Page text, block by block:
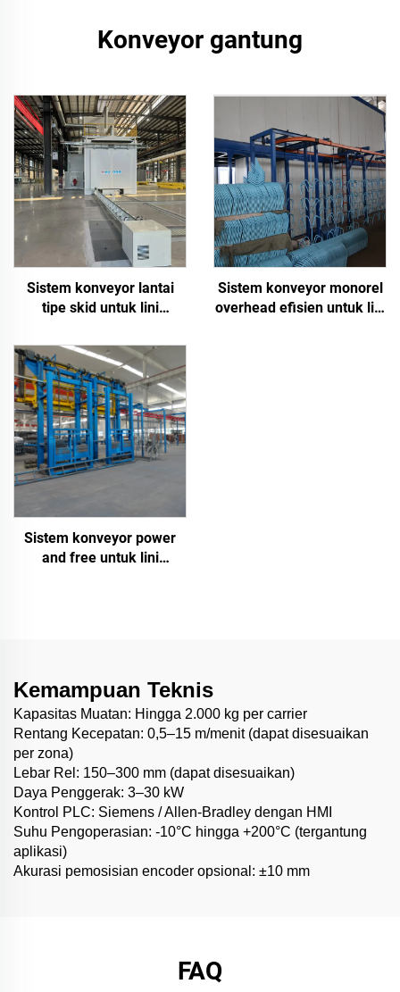
Konveyor gantung
Sistem konveyor lantai
tipe skid untuk lini
Sistem konveyor monorel
overhead efisien untuk lini
Sistem konveyor power
and free untuk lini
Kemampuan Teknis
Kapasitas Muatan: Hingga 2.000 kg per carrier
Rentang Kecepatan: 0,5–15 m/menit (dapat disesuaikan
per zona)
Lebar Rel: 150–300 mm (dapat disesuaikan)
Daya Penggerak: 3–30 kW
Kontrol PLC: Siemens / Allen-Bradley dengan HMI
Suhu Pengoperasian: -10°C hingga +200°C (tergantung
aplikasi)
Akurasi pemosisian encoder opsional: ±10 mm
FAQ